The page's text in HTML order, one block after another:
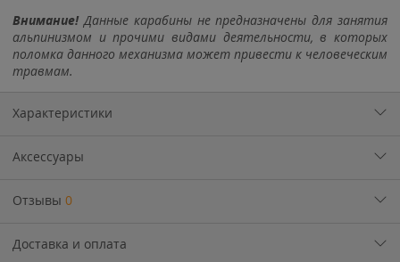
Внимание! Данные карабины не предназначены для занятия
альпинизмом и прочими видами деятельности, в которых
поломка данного механизма может привести к человеческим
травмам.
Характеристики
Аксессуары
Отзывы 0
Доставка и оплата